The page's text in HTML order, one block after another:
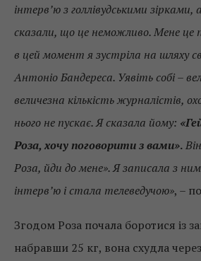
інтерв’ю з голлівудськими зірками,
сказали, що це неможливо. Мене це
в цей момент я зустріла на шляху
Антоніо Бандереса. Уявіть собі –
величезна кількість журналістів,
нього не пускає. Я сказала йому:
Роза, хочу поговорити з вами».
Роза, йди до мене». Я записала з
інтерв’ю і стала телеведучою», –
Згодом Роза почала боротися із
набравши 25 кг, вона схудла